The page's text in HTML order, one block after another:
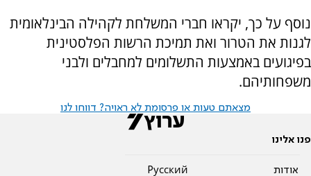
נוסף על כך, יקראו חברי המשלחת לקהילה הבינלאומית
לגנות את הטרור ואת תמיכת הרשות הפלסטינית
בפיגועים באמצעות התשלומים למחבלים ולבני
משפחותיהם.
מצאתם טעות או פרסומת לא ראויה? דווחו לנו
פנו אלינו
אודות
Pусский